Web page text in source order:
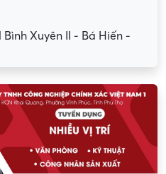
Xuyên II - Bá Hiến -